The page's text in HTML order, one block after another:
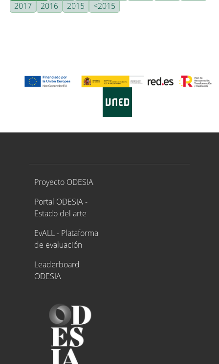
2017
2016 2015 <2015
Proyecto ODESIA
Proyecto ODESIA
Portal ODESIA -
Estado del arte
EvALL - Plataforma
de evaluación
Leaderboard
ODESIA